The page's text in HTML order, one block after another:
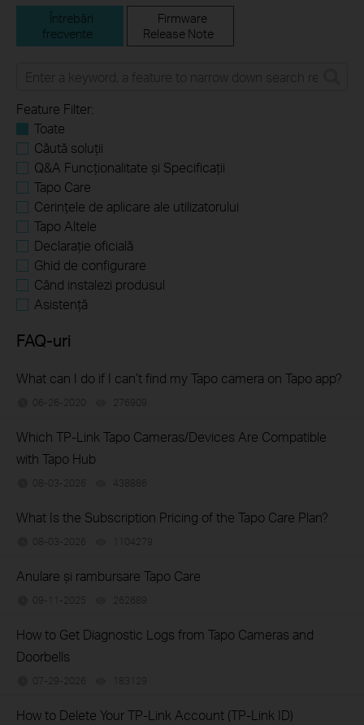
Întrebări
frecvente
Firmware
Release Note
Feature Filter:
Toate
Căută soluții
Q&A Funcționalitate și Specificații
Tapo Care
Cerințele de aplicare ale utilizatorului
Tapo Altele
Declarație oficială
Ghid de configurare
Când instalezi produsul
Asistență
FAQ-uri
What can I do if I can’t find my Tapo camera on Tapo app?
06-26-2020 276909
Which TP-Link Tapo Cameras/Devices Are Compatible
with Tapo Hub
08-03-2026 438886
What Is the Subscription Pricing of the Tapo Care Plan?
08-03-2026 1104279
Anulare și rambursare Tapo Care
09-11-2025 262689
How to Get Diagnostic Logs from Tapo Cameras and
Doorbells
07-29-2026 183129
How to Delete Your TP-Link Account (TP-Link ID)